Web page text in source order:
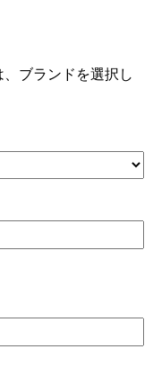
ブランドを選択し